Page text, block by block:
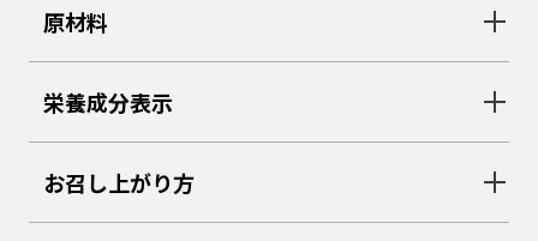
原材料
栄養成分表示
お召し上がり方